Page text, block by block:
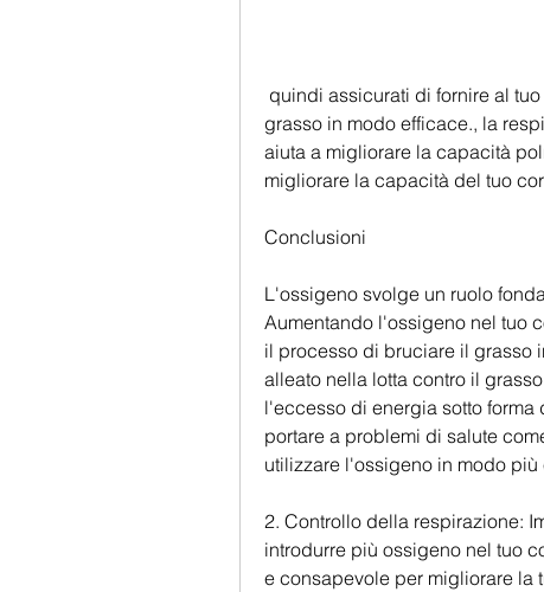
grasso in modo efficace., la
aiuta a migliorare la capacità
migliorare la capacità del tuo
Conclusioni
L'ossigeno svolge un ruolo
Aumentando l'ossigeno nel tuo
il processo di bruciare il grasso
alleato nella lotta contro il
l'eccesso di energia sotto
portare a problemi di salute
utilizzare l'ossigeno in modo più
2. Controllo della respirazione:
introdurre più ossigeno nel tuo
e consapevole per migliorare la